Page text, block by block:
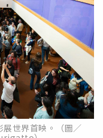
展世界首映。（圖／